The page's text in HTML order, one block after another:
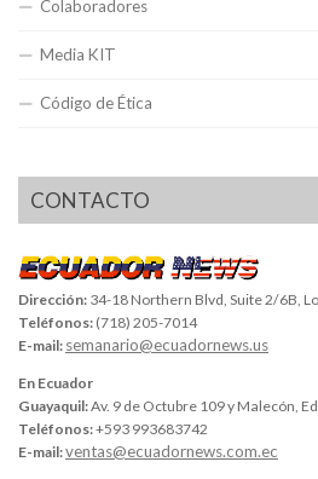
Colaboradores
Media KIT
Código de Ética
CONTACTO
Dirección: 34-18 Northern Blvd, Suite 2/6B,
Teléfonos: (718) 205-7014
E-mail: semanario@ecuadornews.us
En Ecuador
Guayaquil:Av. 9 de Octubre 109 y Malecón,
Teléfonos:+593 993683742
E-mail:ventas@ecuadornews.com.ec